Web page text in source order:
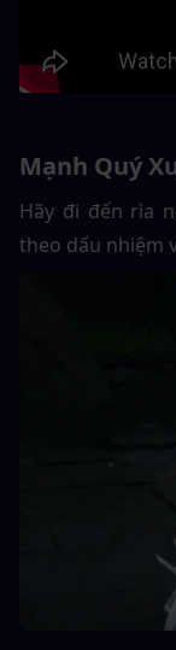
Mạnh Quý
Hãy đi đến rìa
theo dấu nhiệm